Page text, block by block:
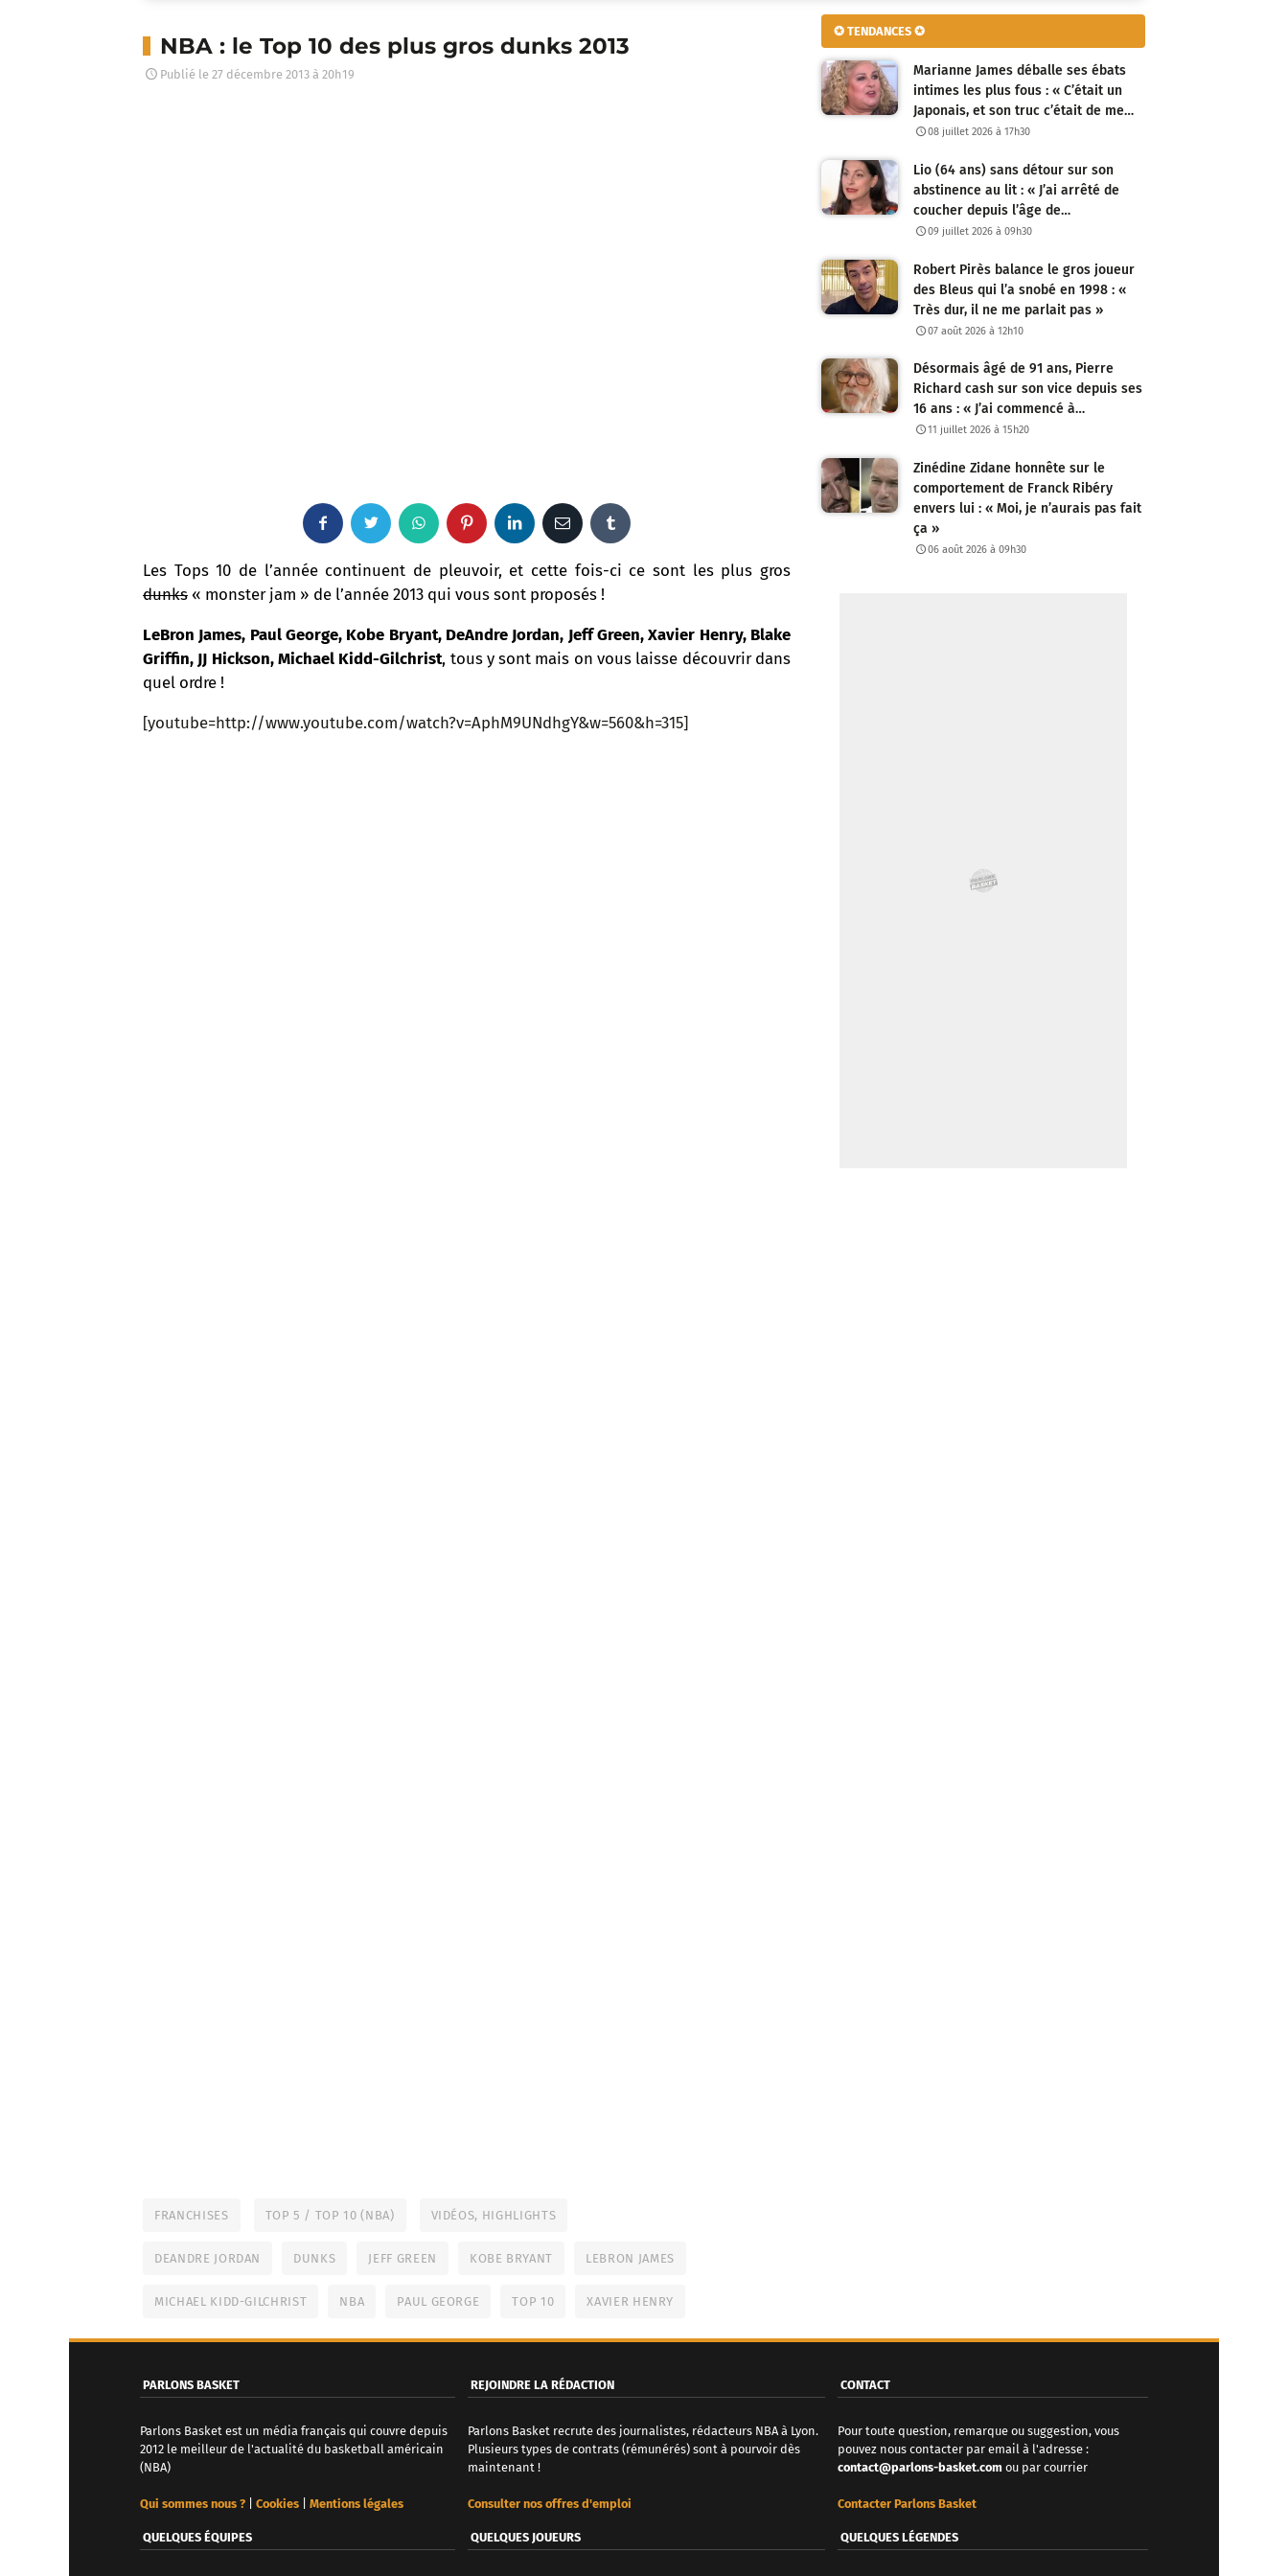
NBA : le Top 10 des plus gros dunks 2013
Publié le 27 décembre 2013 à 20h19
c
e
o
i
t
e
W
a
t
a
P
n
t
r
n
k
d
E
m
a
i
u
b
r
Les Tops 10 de l’année continuent de pleuvoir, et cette fois-ci ce sont les plus gros
dunks « monster jam » de l’année 2013 qui vous sont proposés !
LeBron James, Paul George, Kobe Bryant, DeAndre Jordan, Jeff Green, Xavier Henry, Blake
Griffin, JJ Hickson, Michael Kidd-Gilchrist, tous y sont mais on vous laisse découvrir dans
quel ordre !
[youtube=http://www.youtube.com/watch?v=AphM9UNdhgY&w=560&h=315]
FRANCHISES TOP 5 / TOP 10 (NBA) VIDÉOS, HIGHLIGHTS
DEANDRE JORDAN DUNKS JEFF GREEN KOBE BRYANT LEBRON JAMES
MICHAEL KIDD-GILCHRIST NBA PAUL GEORGE TOP 10 XAVIER HENRY
✪ TENDANCES ✪
Marianne James déballe ses ébats
intimes les plus fous : « C’était un
Japonais, et son truc c’était de me…
08 juillet 2026 à 17h30
Lio (64 ans) sans détour sur son
abstinence au lit : « J’ai arrêté de
coucher depuis l’âge de…
09 juillet 2026 à 09h30
Robert Pirès balance le gros joueur
des Bleus qui l’a snobé en 1998 : «
Très dur, il ne me parlait pas »
07 août 2026 à 12h10
Désormais âgé de 91 ans, Pierre
Richard cash sur son vice depuis ses
16 ans : « J’ai commencé à…
11 juillet 2026 à 15h20
Zinédine Zidane honnête sur le
comportement de Franck Ribéry
envers lui : « Moi, je n’aurais pas fait
ça »
06 août 2026 à 09h30
PARLONS BASKET
Parlons Basket est un média français qui couvre depuis
2012 le meilleur de l'actualité du basketball américain
(NBA)
Qui sommes nous ?| Cookies| Mentions légales
REJOINDRE LA RÉDACTION
Parlons Basket recrute des journalistes, rédacteurs NBA à Lyon.
Plusieurs types de contrats (rémunérés) sont à pourvoir dès
maintenant !
Consulter nos offres d'emploi
CONTACT
Pour toute question, remarque ou suggestion, vous
pouvez nous contacter par email à l'adresse :
contact@parlons-basket.com ou par courrier
Contacter Parlons Basket
QUELQUES ÉQUIPES QUELQUES JOUEURS QUELQUES LÉGENDES